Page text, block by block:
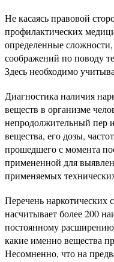
Не касаясь правовой
профилактических
определенные сложности,
соображений по поводу
Здесь необходимо
Диагностика наличия
веществ в организме
непродолжительный пер
вещества, его дозы,
прошедшего с момента
примененной для
применяемых
Перечень наркотических
насчитывает более 200
постоянному
какие именно вещества
Несомненно, что на